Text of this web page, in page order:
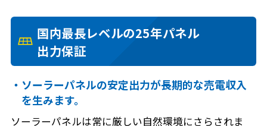
国内最長レベルの25年パネル
出力保証
・ソーラーパネルの安定出力が長期的な売電収入
を生みます。
ソーラーパネルは常に厳しい自然環境にさらされま